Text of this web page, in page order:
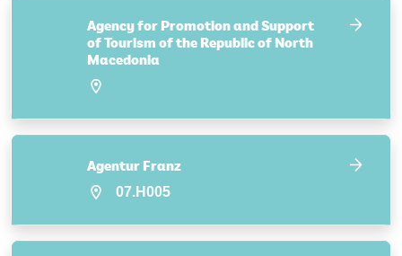
Agency for Promotion and Support
of Tourism of the Republic of North
Macedonia
Agentur Franz
07.H005